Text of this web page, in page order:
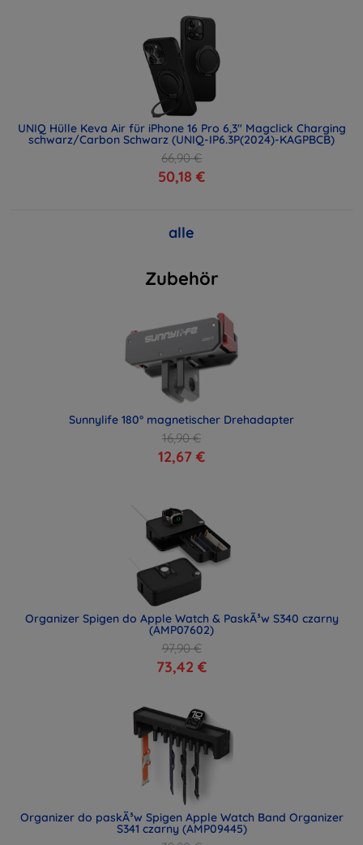
UNIQ Hülle Keva Air für iPhone 16 Pro 6,3" Magclick Charging
schwarz/Carbon Schwarz (UNIQ-IP6.3P(2024)-KAGPBCB)
66,90 €
50,18 €
alle
Zubehör
Sunnylife 180° magnetischer Drehadapter
16,90 €
12,67 €
Organizer Spigen do Apple Watch & PaskÃ³w S340 czarny
(AMP07602)
97,90 €
73,42 €
Organizer do paskÃ³w Spigen Apple Watch Band Organizer
S341 czarny (AMP09445)